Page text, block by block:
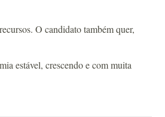
O candidato também quer,
estável, crescendo e com muita